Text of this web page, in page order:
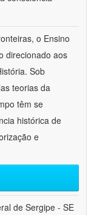
o Ensino
direcionado aos
Sob
teorias da
têm se
histórica de
e
de Sergipe - SE